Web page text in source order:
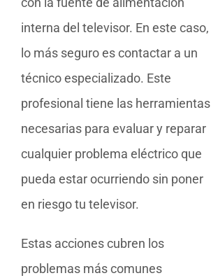
interna del televisor. En este caso,
lo más seguro es contactar a un
técnico especializado. Este
profesional tiene las herramientas
necesarias para evaluar y reparar
cualquier problema eléctrico que
pueda estar ocurriendo sin poner
en riesgo tu televisor.
Estas acciones cubren los
problemas más comunes